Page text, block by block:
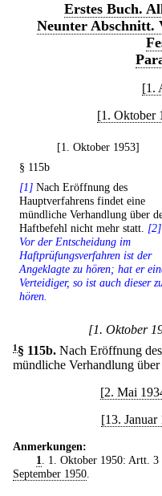
Erstes Buch.
Neunter Abschnitt.
[1.
[1. Oktober
[1. Oktober 1953]
§ 115b
[1] Nach Eröffnung des
Hauptverfahrens findet eine
mündliche Verhandlung über
Haftbefehl nicht mehr statt. [2]
Vor der Entscheidung im
Haftprüfungsverfahren ist der
Angeklagte zu hören; hat er
Verteidiger, so ist auch dieser
hören.
[1. Oktober
1§ 115b. Nach Eröffnung
mündliche Verhandlung
[2. Mai
[13.
Anmerkungen:
1. 1. Oktober 1950: Artt.
September 1950.